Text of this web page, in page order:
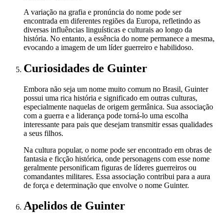
A variação na grafia e pronúncia do nome pode ser
encontrada em diferentes regiões da Europa, refletindo as
diversas influências linguísticas e culturais ao longo da
história. No entanto, a essência do nome permanece a mesma,
evocando a imagem de um líder guerreiro e habilidoso.
Curiosidades de Guinter
Embora não seja um nome muito comum no Brasil, Guinter
possui uma rica história e significado em outras culturas,
especialmente naquelas de origem germânica. Sua associação
com a guerra e a liderança pode torná-lo uma escolha
interessante para pais que desejam transmitir essas qualidades
a seus filhos.
Na cultura popular, o nome pode ser encontrado em obras de
fantasia e ficção histórica, onde personagens com esse nome
geralmente personificam figuras de líderes guerreiros ou
comandantes militares. Essa associação contribui para a aura
de força e determinação que envolve o nome Guinter.
Apelidos de Guinter